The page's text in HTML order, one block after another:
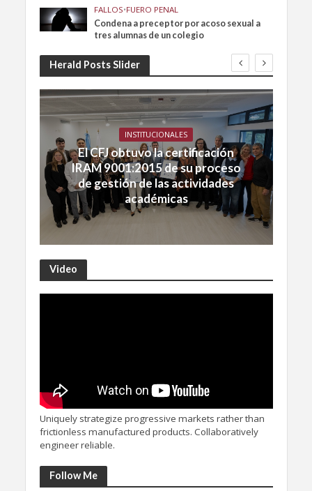
FALLOS•FUERO PENAL
Condena a preceptor por acoso sexual a
tres alumnas de un colegio
Herald Posts Slider
INSTITUCIONALES
El CFJ obtuvo la certificación
IRAM 9001:2015 de su proceso
de gestión de las actividades
académicas
Video
Uniquely strategize progressive markets rather than
frictionless manufactured products. Collaboratively
engineer reliable.
Follow Me